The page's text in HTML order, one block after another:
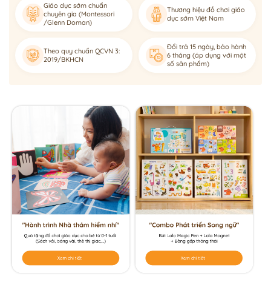
Giáo dục sớm chuẩn
chuyên gia (Montessori
/Glenn Doman)
Thương hiệu đồ chơi giáo
dục sớm Việt Nam
Theo quy chuẩn QCVN 3:
2019/BKHCN
Đổi trả 15 ngày, bảo hành
6 tháng (áp dụng với một
số sản phẩm)